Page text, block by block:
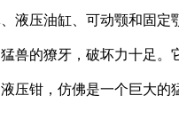
液压油缸、可动颚和固定
兽的獠牙，破坏力十足。
压钳，仿佛是一个巨大